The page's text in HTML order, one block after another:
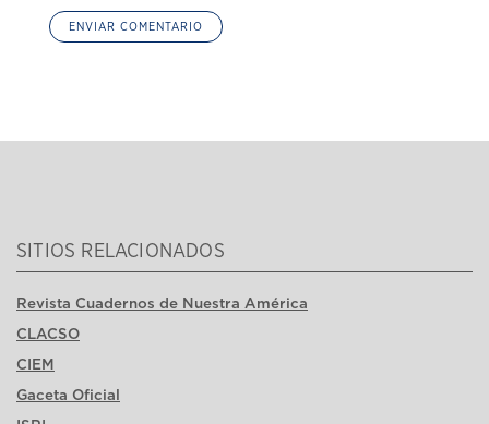
SITIOS RELACIONADOS
Revista Cuadernos de Nuestra América
CLACSO
CIEM
Gaceta Oficial